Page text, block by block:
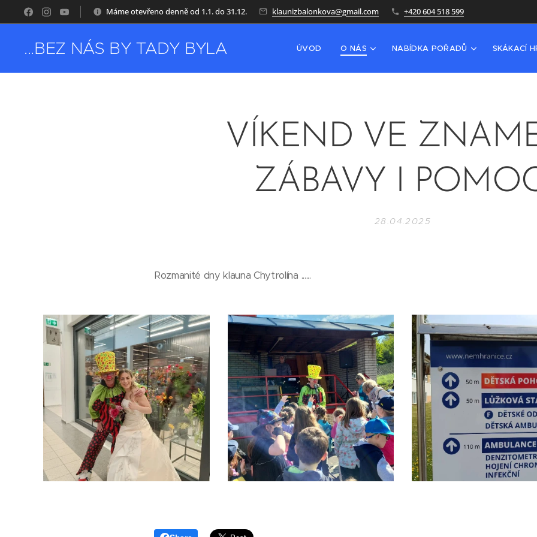
Máme otevřeno denně od 1.1. do 31.12. klaunizbalonkova@gmail.com +420 604 518 599
...BEZ NÁS BY TADY BYLA
NUDA
ÚVOD O NÁS NABÍDKA POŘADŮ SKÁKACÍ
VÍKEND VE
ZÁBAVY I
28.04.2025
Rozmanité dny klauna Chytrolína ......